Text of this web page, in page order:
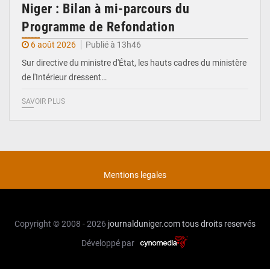
Niger : Bilan à mi-parcours du
Programme de Refondation
6 août 2026
Publié à 13h46
Sur directive du ministre d'État, les hauts cadres du ministère
de l'Intérieur dressent…
SAVOIR PLUS
Mentions legales
Copyright © 2008 - 2026 journalduniger.comtous droits reservés
Développé par